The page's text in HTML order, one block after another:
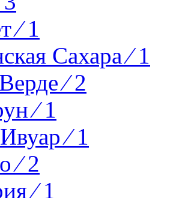
⁄ 1
Сахара ⁄ 1
⁄ 2
⁄ 1
⁄ 1
⁄ 2
⁄ 1